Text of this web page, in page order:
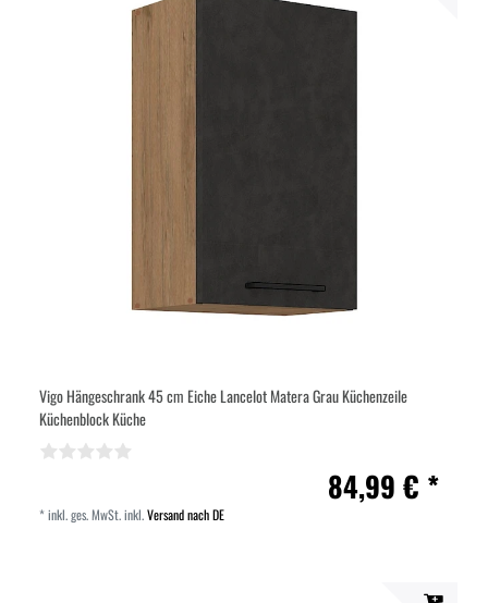
Vigo Hängeschrank 45 cm Eiche Lancelot Matera Grau Küchenzeile
Küchenblock Küche
84,99 € *
*inkl. ges. MwSt.inkl.Versand nach DE